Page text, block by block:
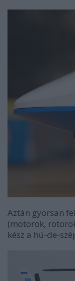
Aztán gyorsan
(motorok,
kész a hú-de-